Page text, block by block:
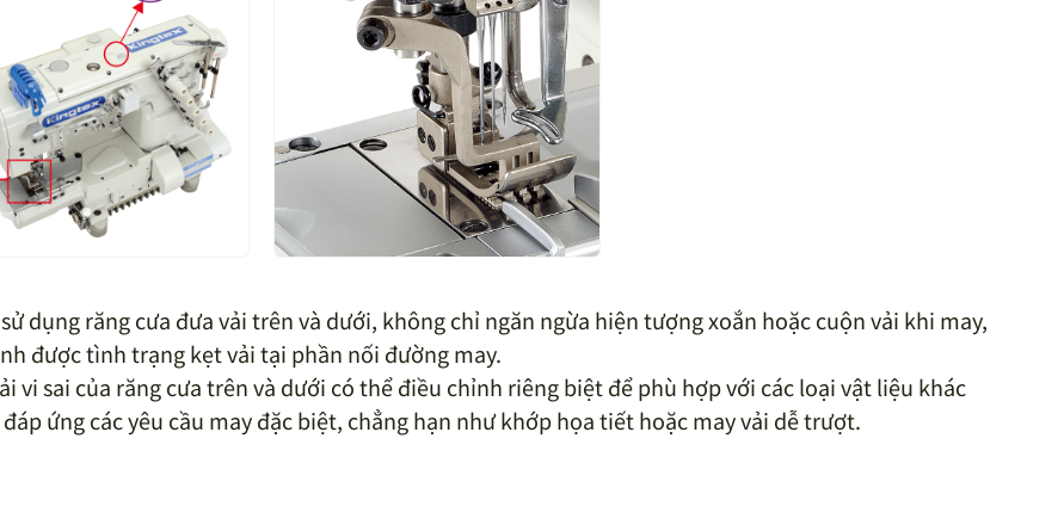
dụng răng cưa đưa vải trên và dưới, không chỉ ngăn ngừa hiện tượng xoắn hoặc cuộn vải khi may,
được tình trạng kẹt vải tại phần nối đường may.
vi sai của răng cưa trên và dưới có thể điều chỉnh riêng biệt để phù hợp với các loại vật liệu khác
ứng các yêu cầu may đặc biệt, chẳng hạn như khớp họa tiết hoặc may vải dễ trượt.